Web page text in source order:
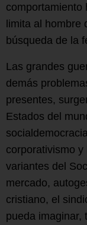
comportamiento
limita al hombre
búsqueda de la
Las grandes
demás
presentes,
Estados del
corporativismo
variantes del
mercado,
cristiano, el
pueda imaginar,